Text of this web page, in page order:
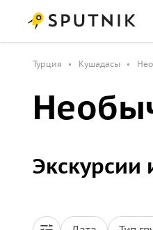
Турция Кушадасы
Экскурсии